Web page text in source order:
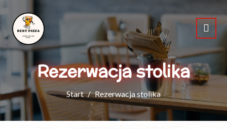
Rezerwacja stolika
Start Rezerwacja stolika